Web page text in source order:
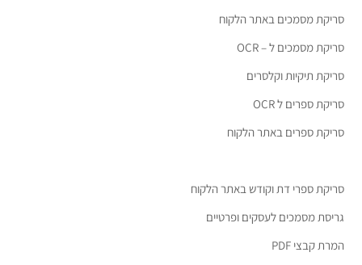
סריקת מסמכים באתר הלקוח
סריקת מסמכים ל – OCR
סריקת תיקיות וקלסרים
סריקת ספרים ל OCR
סריקת ספרים באתר הלקוח
סריקת ספרי דת וקודש באתר הלקוח
גריסת מסמכים לעסקים ופרטיים
המרת קבצי PDF